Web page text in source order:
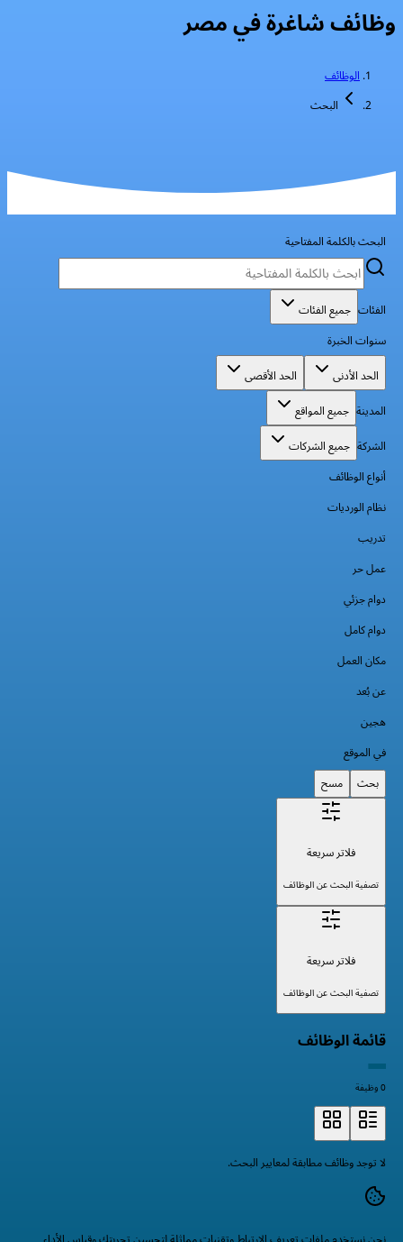
وظائف شاغرة في مصر
الوظائف
البحث
البحث بالكلمة المفتاحية
الفئات جميع الفئات
سنوات الخبرة
الحد الأدنى
الحد الأقصى
المدينة جميع المواقع
الشركة جميع الشركات
أنواع الوظائف
نظام الورديات
تدريب
عمل حر
دوام جزئي
دوام كامل
مكان العمل
عن بُعد
هجين
في الموقع
بحث
مسح
فلاتر سريعة
تصفية البحث عن الوظائف
فلاتر سريعة
تصفية البحث عن الوظائف
قائمة الوظائف
0 وظيفة
لا توجد وظائف مطابقة لمعايير البحث.